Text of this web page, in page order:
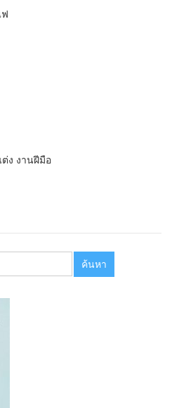
ง งานฝีมือ
ค้นหา